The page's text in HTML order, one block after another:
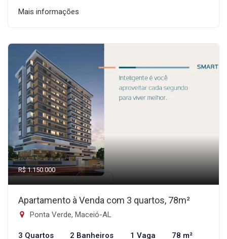
Mais informações
R$ 1.150.000
Apartamento à Venda com 3 quartos, 78m²
Ponta Verde, Maceió-AL
3 Quartos 2 Banheiros 1 Vaga 78 m²